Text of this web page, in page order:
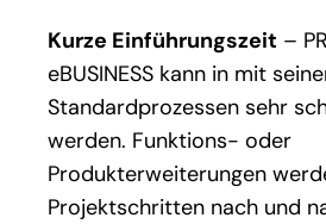
Kurze Einführungszeit –
eBUSINESS kann in mit
Standardprozessen sehr
werden. Funktions- oder
Produkterweiterungen
Projektschritten nach und